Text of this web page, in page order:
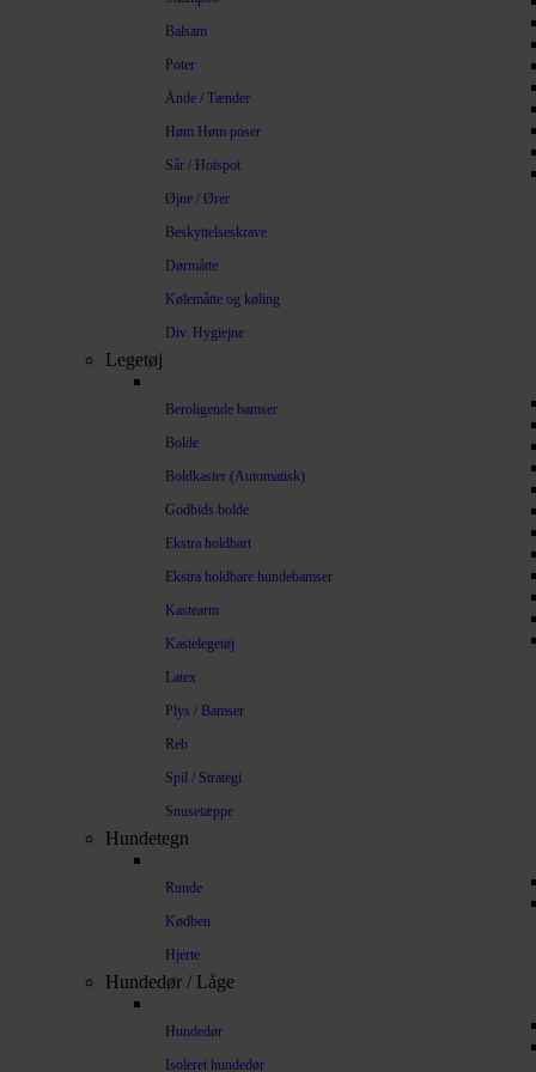
Balsam
Poter
Ånde / Tænder
Høm Høm poser
Sår / Hotspot
Øjne / Ører
Beskyttelseskrave
Dørmåtte
Kølemåtte og køling
Div. Hygiejne
Legetøj
Beroligende bamser
Bolde
Boldkaster (Automatisk)
Godbids bolde
Ekstra holdbart
Ekstra holdbare hundebamser
Kastearm
Kastelegetøj
Latex
Plys / Bamser
Reb
Spil / Strategi
Snusetæppe
Hundetegn
Runde
Kødben
Hjerte
Hundedør / Låge
Hundedør
Isoleret hundedør